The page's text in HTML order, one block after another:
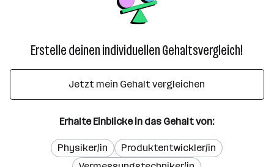
Erstelle deinen individuellen Gehaltsvergleich!
Jetzt mein Gehalt vergleichen
Erhalte Einblicke in das Gehalt von:
Physiker/in
Produktentwickler/in